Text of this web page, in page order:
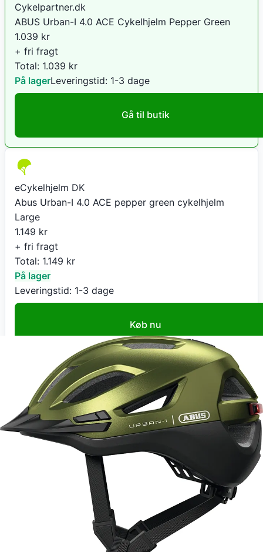
Cykelpartner.dk
ABUS Urban-I 4.0 ACE Cykelhjelm Pepper Green
1.039 kr
+ fri fragt
Total: 1.039 kr
På lagerLeveringstid: 1-3 dage
Gå til butik
eCykelhjelm DK
Abus Urban-I 4.0 ACE pepper green cykelhjelm
Large
1.149 kr
+ fri fragt
Total: 1.149 kr
På lager
Leveringstid: 1-3 dage
Køb nu
eCykelhjelm DK
Abus Urban-I 4.0 ACE pepper green cykelhjelm
Large
1.149kr
+ fri fragt
kr
Leveringstid: